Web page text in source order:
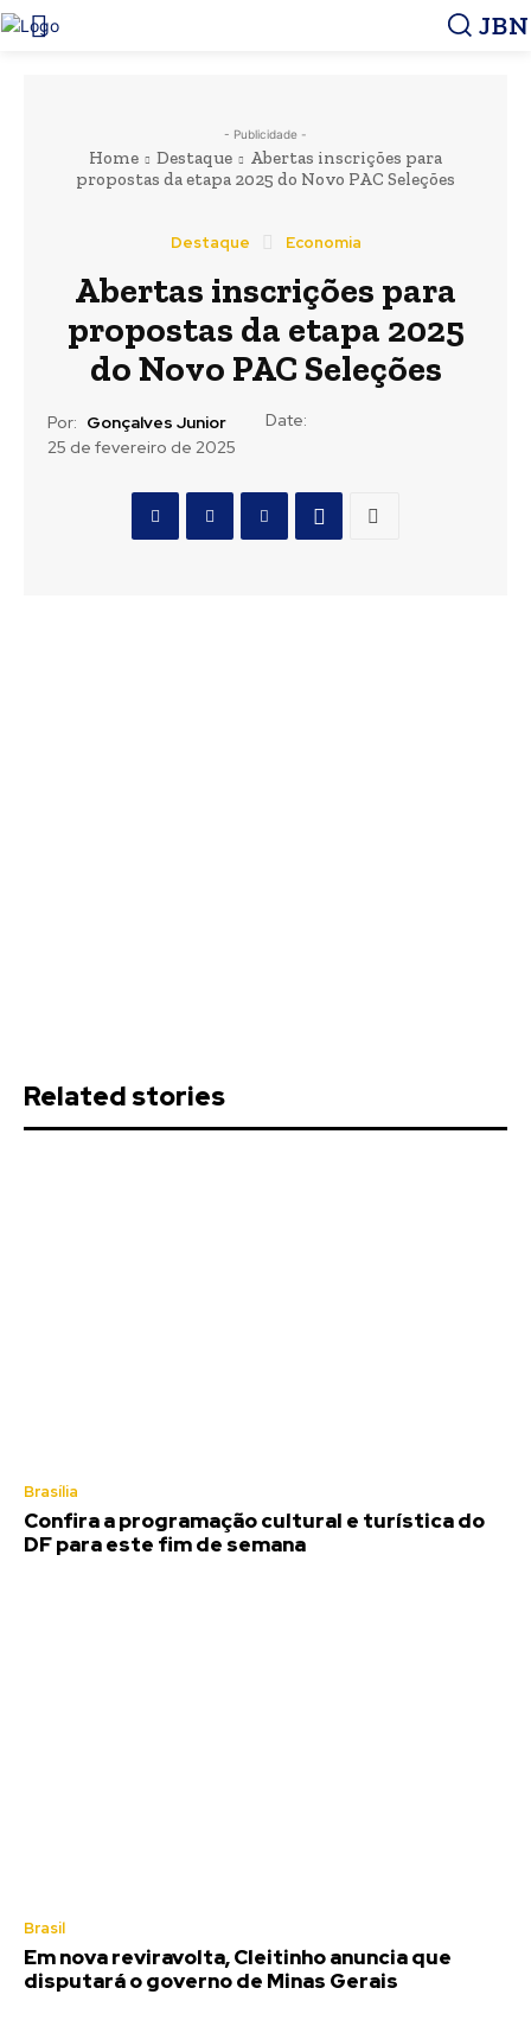
JBN
- Publicidade -
Home Destaque
Abertas inscrições para
propostas da etapa 2025 do Novo PAC Seleções
Destaque Economia
Abertas inscrições para
propostas da etapa 2025
do Novo PAC Seleções
Por: Gonçalves Junior
Date:
25 de fevereiro de 2025
Related stories
Brasília
Confira a programação cultural e turística do
DF para este fim de semana
Brasil
Em nova reviravolta, Cleitinho anuncia que
disputará o governo de Minas Gerais